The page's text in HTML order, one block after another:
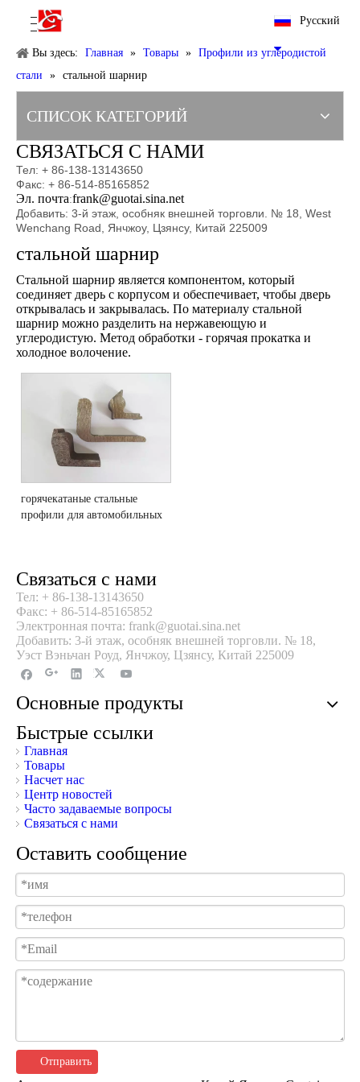
Pусский
Вы здесь: Главная » Товары » Профили из углеродистой
стали
» стальной шарнир
СПИСОК КАТЕГОРИЙ
СВЯЗАТЬСЯ С НАМИ
Тел: + 86-138-13143650
Факс: + 86-514-85165852
Эл. почта:frank@guotai.sina.net
Добавить: 3-й этаж, особняк внешней торговли. № 18, West
Wenchang Road, Янчжоу, Цзянсу, Китай 225009
стальной шарнир
Стальной шарнир является компонентом, который
соединяет дверь с корпусом и обеспечивает, чтобы дверь
открывалась и закрывалась. По материалу стальной
шарнир можно разделить на нержавеющую и
углеродистую. Метод обработки - горячая прокатка и
холодное волочение.
горячекатаные стальные
профили для автомобильных
Связаться с нами
Тел: + 86-138-13143650
Факс: + 86-514-85165852
Электронная почта: frank@guotai.sina.net
Добавить: 3-й этаж, особняк внешней торговли. № 18,
Уэст Вэньчан Роуд, Янчжоу, Цзянсу, Китай 225009
Основные продукты
Быстрые ссылки
Главная
Товары
Насчет нас
Центр новостей
Часто задаваемые вопросы
Связаться с нами
Оставить сообщение
Отправить